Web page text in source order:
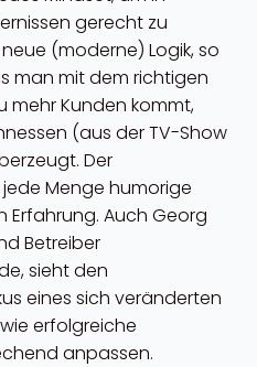
gerecht zu
(moderne) Logik, so
man mit dem richtigen
mehr Kunden kommt,
(aus der TV-Show
Der
Menge humorige
Erfahrung. Auch Georg
Betreiber
sieht den
eines sich veränderten
erfolgreiche
anpassen.